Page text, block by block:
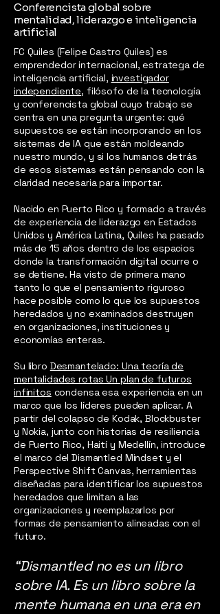
Conferencista global sobre
mentalidad, liderazgo e inteligencia
artificial
FC Quiles (Felipe Castro Quiles) es
emprendedor internacional, estratega de
inteligencia artificial, investigador
independiente, filósofo de la tecnología
y conferencista global cuyo trabajo se
centra en una pregunta urgente: qué
supuestos se están incorporando en los
sistemas de IA que están moldeando
nuestro mundo, y si los humanos detrás
de esos sistemas están pensando con la
claridad necesaria para importar.
Nacido en Puerto Rico y formado a través
de experiencia de liderazgo en Estados
Unidos y América Latina, Quiles ha pasado
más de 15 años dentro de los espacios
donde la transformación digital ocurre o
se detiene. Ha visto de primera mano
tanto lo que el pensamiento riguroso
hace posible como lo que los supuestos
heredados y no examinados destruyen
en organizaciones, instituciones y
economías enteras.
Su libro Desmantelado: Una teoría de
mentalidades rotas Un plan de futuros
infinitos condensa esa experiencia en un
marco que los líderes pueden aplicar. A
partir del colapso de Kodak, Blockbuster
y Nokia, junto con historias de resiliencia
de Puerto Rico, Haití y Medellín, introduce
el marco del Dismantled Mindset y el
Perspective Shift Canvas, herramientas
diseñadas para identificar los supuestos
heredados que limitan a las
organizaciones y reemplazarlos por
formas de pensamiento alineadas con el
futuro.
“Dismantled no es un libro
sobre IA. Es un libro sobre la
mente humana en una era en